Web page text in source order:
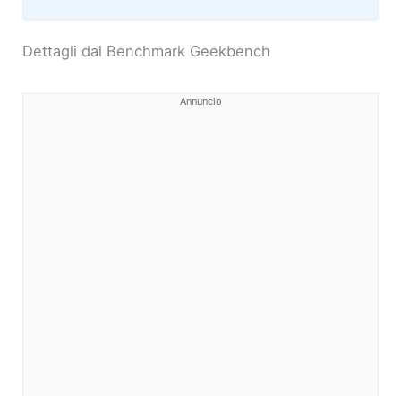
Dettagli dal Benchmark Geekbench
Annuncio